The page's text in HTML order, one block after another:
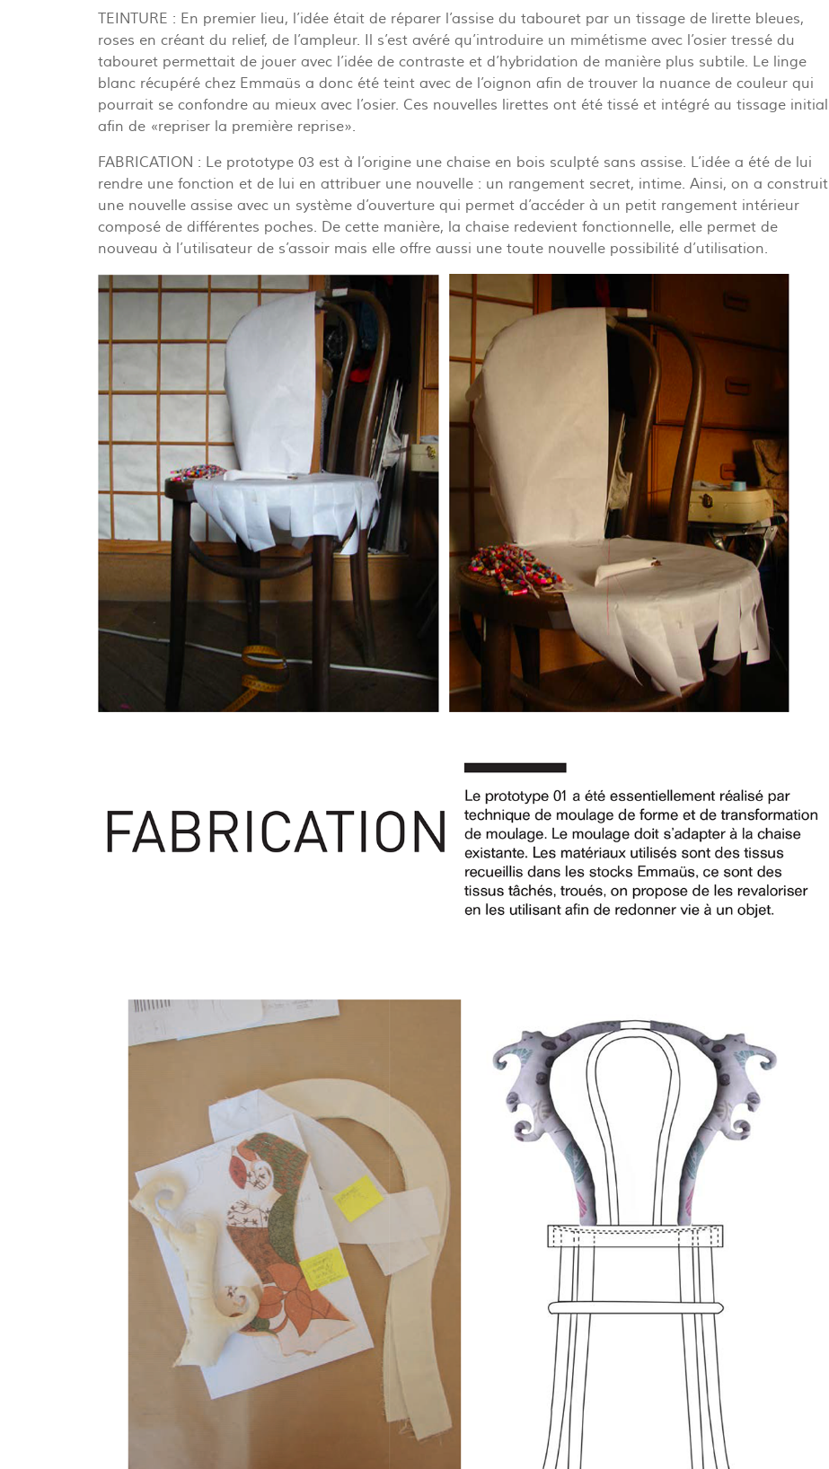
TEINTURE : En premier lieu, l’idée était de réparer l’assise du tabouret par un tissage de lirette bleues,
roses en créant du relief, de l’ampleur. Il s’est avéré qu’introduire un mimétisme avec l’osier tressé du
tabouret permettait de jouer avec l’idée de contraste et d’hybridation de manière plus subtile. Le linge
blanc récupéré chez Emmaüs a donc été teint avec de l’oignon afin de trouver la nuance de couleur qui
pourrait se confondre au mieux avec l’osier. Ces nouvelles lirettes ont été tissé et intégré au tissage initial
afin de «repriser la première reprise».
FABRICATION : Le prototype 03 est à l’origine une chaise en bois sculpté sans assise. L’idée a été de lui
rendre une fonction et de lui en attribuer une nouvelle : un rangement secret, intime. Ainsi, on a construit
une nouvelle assise avec un système d’ouverture qui permet d’accéder à un petit rangement intérieur
composé de différentes poches. De cette manière, la chaise redevient fonctionnelle, elle permet de
nouveau à l’utilisateur de s’assoir mais elle offre aussi une toute nouvelle possibilité d’utilisation.